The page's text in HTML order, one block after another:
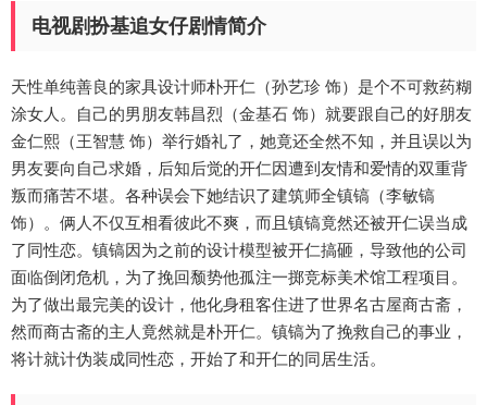
电视剧扮基追女仔剧情简介
天性单纯善良的家具设计师朴开仁（孙艺珍 饰）是个不可救药糊
涂女人。自己的男朋友韩昌烈（金基石 饰）就要跟自己的好朋友
金仁熙（王智慧 饰）举行婚礼了，她竟还全然不知，并且误以为
男友要向自己求婚，后知后觉的开仁因遭到友情和爱情的双重背
叛而痛苦不堪。各种误会下她结识了建筑师全镇镐（李敏镐
饰）。俩人不仅互相看彼此不爽，而且镇镐竟然还被开仁误当成
了同性恋。镇镐因为之前的设计模型被开仁搞砸，导致他的公司
面临倒闭危机，为了挽回颓势他孤注一掷竞标美术馆工程项目。
为了做出最完美的设计，他化身租客住进了世界名古屋商古斋，
然而商古斋的主人竟然就是朴开仁。镇镐为了挽救自己的事业，
将计就计伪装成同性恋，开始了和开仁的同居生活。